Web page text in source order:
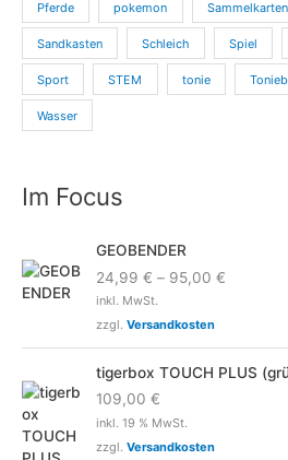
Pferde pokemon Sammelkarten
Sandkasten Schleich Spiel
Sport STEM tonie
Wasser
Im Focus
GEOBENDER
24,99€ – 95,00€
inkl. MwSt.
zzgl.Versandkosten
tigerbox TOUCH PLUS
109,00€
inkl. 19 % MwSt.
zzgl.Versandkosten